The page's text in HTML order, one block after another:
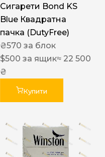
Сигарети Bond KS
Blue Квадратна
пачка (DutyFree)
₴570 за блок
$500 за ящик≈ 22 500
₴
Купити